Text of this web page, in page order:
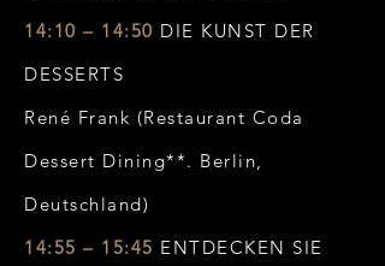
14:10 – 14:50 DIE KUNST DER
DESSERTS
René Frank (Restaurant Coda
Dessert Dining**. Berlin,
Deutschland)
14:55 – 15:45 ENTDECKEN SIE